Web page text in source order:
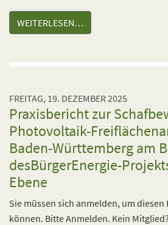
WEITERLESEN…
FREITAG, 19. DEZEMBER 2025
Praxisbericht zur
Photovoltaik-
Baden-Württemberg am
desBürgerEnergie-
Ebene
Sie müssen sich anmelden, um
können. Bitte Anmelden. Kein